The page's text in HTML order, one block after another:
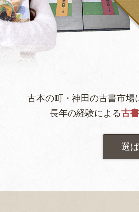
古本の町・神田の古書市場
長年の経験による古
選